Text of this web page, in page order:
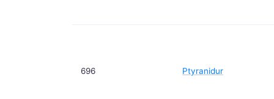
696 Ptyranidur